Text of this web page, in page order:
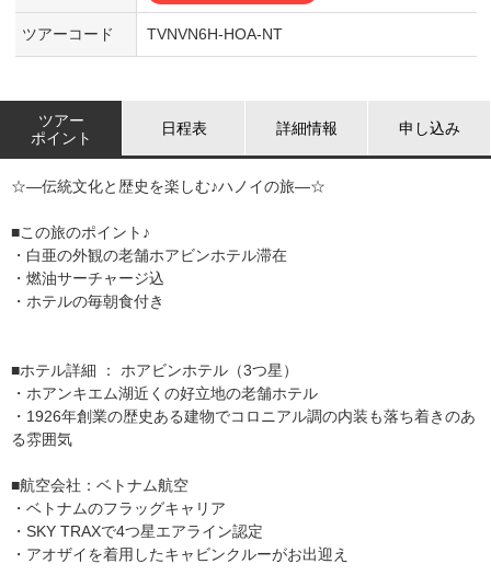
ツアーコード TVNVN6H-HOA-NT
ツアー
ポイント
日程表 詳細情報 申し込み
☆―伝統文化と歴史を楽しむ♪ハノイの旅―☆
■この旅のポイント♪
・白亜の外観の老舗ホアビンホテル滞在
・燃油サーチャージ込
・ホテルの毎朝食付き
■ホテル詳細 ： ホアビンホテル（3つ星）
・ホアンキエム湖近くの好立地の老舗ホテル
・1926年創業の歴史ある建物でコロニアル調の内装も落ち着きのあ
る雰囲気
■航空会社：ベトナム航空
・ベトナムのフラッグキャリア
・SKY TRAXで4つ星エアライン認定
・アオザイを着用したキャビンクルーがお出迎え